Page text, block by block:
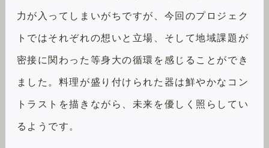
力が入ってしまいがちですが、今回のプロジェク
トではそれぞれの想いと立場、そして地域課題が
密接に関わった等身大の循環を感じることができ
ました。料理が盛り付けられた器は鮮やかなコン
トラストを描きながら、未来を優しく照らしてい
るようです。